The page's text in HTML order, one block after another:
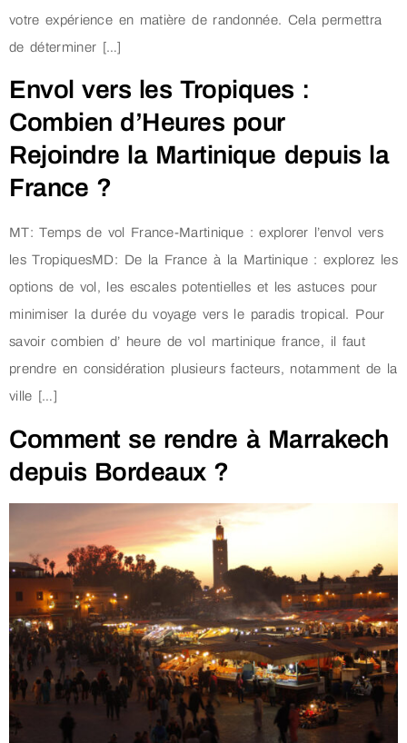
votre expérience en matière de randonnée. Cela permettra
de déterminer […]
Envol vers les Tropiques :
Combien d’Heures pour
Rejoindre la Martinique depuis la
France ?
MT: Temps de vol France-Martinique : explorer l’envol vers
les TropiquesMD: De la France à la Martinique : explorez les
options de vol, les escales potentielles et les astuces pour
minimiser la durée du voyage vers le paradis tropical. Pour
savoir combien d’ heure de vol martinique france, il faut
prendre en considération plusieurs facteurs, notamment de la
ville […]
Comment se rendre à Marrakech
depuis Bordeaux ?